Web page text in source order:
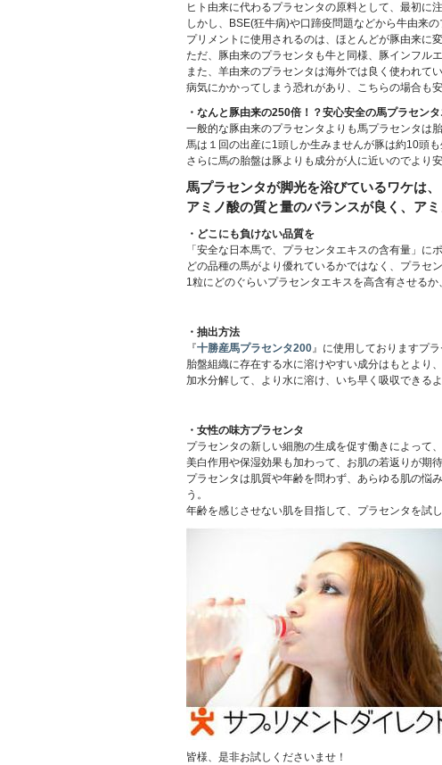
ヒト由来に代わるプラセンタの原料として、最初に
しかし、BSE(狂牛病)や口蹄疫問題などから牛由来
プリメントに使用されるのは、ほとんどが豚由来に
ただ、豚由来のプラセンタも牛と同様、豚インフル
また、羊由来のプラセンタは海外では良く使われて
病気にかかってしまう恐れがあり、こちらの場合も
・なんと豚由来の250倍！？安心安全の馬プラセン
一般的な豚由来のプラセンタよりも馬プラセンタは
馬は１回の出産に1頭しか生みませんが豚は約10頭
さらに馬の胎盤は豚よりも成分が人に近いのでより
馬プラセンタが脚光を浴びているワケは、
アミノ酸の質と量のバランスが良く、ア
・どこにも負けない品質を
「安全な日本馬で、プラセンタエキスの含有量」に
どの品種の馬がより優れているかではなく、プラセ
1粒にどのぐらいプラセンタエキスを高含有させるか
・抽出方法
『十勝産馬プラセンタ200』に使用しておりますプ
胎盤組織に存在する水に溶けやすい成分はもとより
加水分解して、より水に溶け、いち早く吸収できる
・女性の味方プラセンタ
プラセンタの新しい細胞の生成を促す働きによって
美白作用や保湿効果も加わって、お肌の若返りが期待
プラセンタは肌質や年齢を問わず、あらゆる肌の悩
う。
年齢を感じさせない肌を目指して、プラセンタを試
皆様、是非お試しくださいませ！